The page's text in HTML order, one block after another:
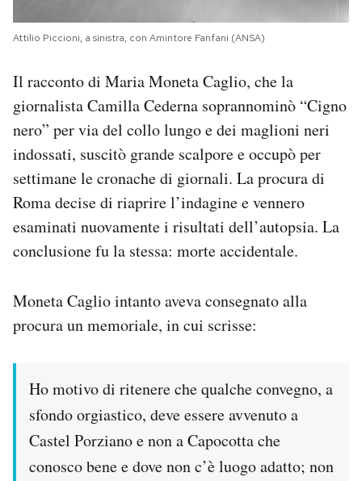
Attilio Piccioni, a sinistra, con Amintore Fanfani (ANSA)
Il racconto di Maria Moneta Caglio, che la
giornalista Camilla Cederna soprannominò “Cigno
nero” per via del collo lungo e dei maglioni neri
indossati, suscitò grande scalpore e occupò per
settimane le cronache di giornali. La procura di
Roma decise di riaprire l’indagine e vennero
esaminati nuovamente i risultati dell’autopsia. La
conclusione fu la stessa: morte accidentale.
Moneta Caglio intanto aveva consegnato alla
procura un memoriale, in cui scrisse:
Ho motivo di ritenere che qualche convegno, a
sfondo orgiastico, deve essere avvenuto a
Castel Porziano e non a Capocotta che
conosco bene e dove non c’è luogo adatto; non